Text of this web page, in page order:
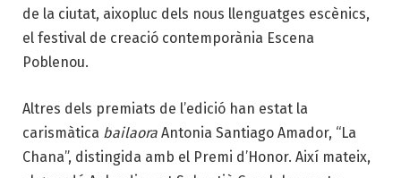
de la ciutat, aixopluc dels nous llenguatges escènics,
el festival de creació contemporània Escena
Poblenou.
Altres dels premiats de l’edició han estat la
carismàtica bailaora Antonia Santiago Amador, “La
Chana”, distingida amb el Premi d’Honor. Així mateix,